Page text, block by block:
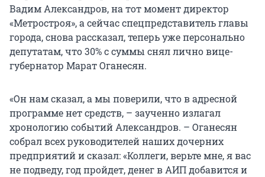
Вадим Александров, на тот момент директор
«Метростроя», а сейчас спецпредставитель главы
города, снова рассказал, теперь уже персонально
депутатам, что 30% с суммы снял лично вице-
губернатор Марат Оганесян.
«Он нам сказал, а мы поверили, что в адресной
программе нет средств, – заученно излагал
хронологию событий Александров. – Оганесян
собрал всех руководителей наших дочерних
предприятий и сказал: «Коллеги, верьте мне, я вас
не подведу, год пройдет, денег в АИП добавится и